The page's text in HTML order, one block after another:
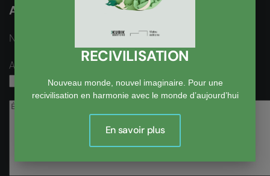
Ajouter un Commentaire
Nom
Adresse email obligatoire, mais pas visible
RECIVILISATION
Nouveau monde, nouvel imaginaire. Pour une
recivilisation en harmonie avec le monde d’aujourd’hui
En savoir plus